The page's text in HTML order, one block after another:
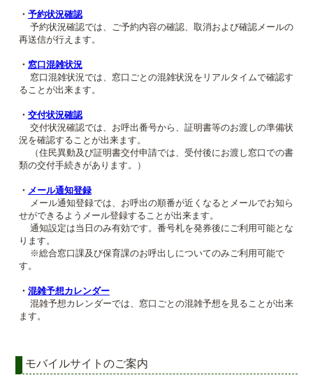
・ 予約状況確認
予約状況確認では、ご予約内容の確認、取消および確認メールの
再送信が行えます。
・ 窓口混雑状況
窓口混雑状況では、窓口ごとの混雑状況をリアルタイムで確認す
ることが出来ます。
・ 交付状況確認
交付状況確認では、お呼出番号から、証明書等のお渡しの準備状
況を確認することが出来ます。
（住民異動及び証明書交付申請では、受付後にお渡し窓口での書
類の交付手続きがあります。）
・ メール通知登録
メール通知登録では、お呼出の順番が近くなるとメールでお知ら
せができるようメール登録することが出来ます。
通知設定は当日のみ有効です。番号札を発券後にご利用可能とな
ります。
※総合窓口課及び保育課のお呼出しについてのみご利用可能で
す。
・ 混雑予想カレンダー
混雑予想カレンダーでは、窓口ごとの混雑予想を見ることが出来
ます。
モバイルサイトのご案内